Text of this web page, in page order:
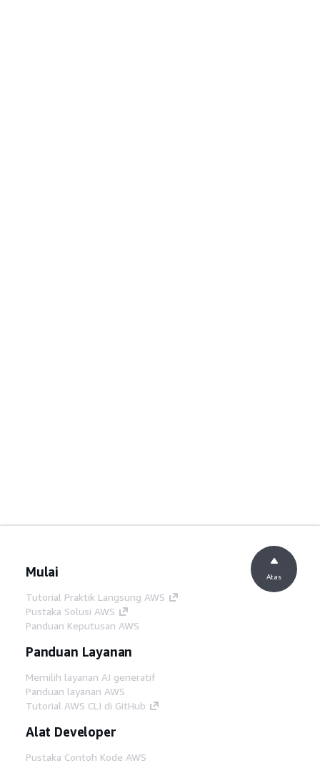
Mulai
Tutorial Praktik Langsung AWS
Pustaka Solusi AWS
Panduan Keputusan AWS
Panduan Layanan
Memilih layanan AI generatif
Panduan layanan AWS
Tutorial AWS CLI di GitHub
Alat Developer
Pustaka Contoh Kode AWS
Atas